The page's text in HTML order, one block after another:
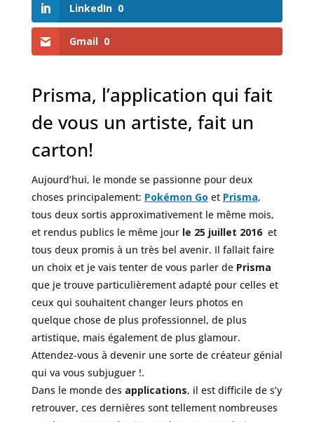
LinkedIn 0
Gmail 0
Prisma, l’application qui fait
de vous un artiste, fait un
carton!
Aujourd’hui, le monde se passionne pour deux
choses principalement: Pokémon Go et Prisma,
tous deux sortis approximativement le même mois,
et rendus publics le même jour le 25 juillet 2016et
tous deux promis à un très bel avenir. Il fallait faire
un choix et je vais tenter de vous parler de Prisma
que je trouve particulièrement adapté pour celles et
ceux qui souhaitent changer leurs photos en
quelque chose de plus professionnel, de plus
artistique, mais également de plus glamour.
Attendez-vous à devenir une sorte de créateur génial
qui va vous subjuguer !.
Dans le monde des applications, il est difficile de s’y
retrouver, ces dernières sont tellement nombreuses